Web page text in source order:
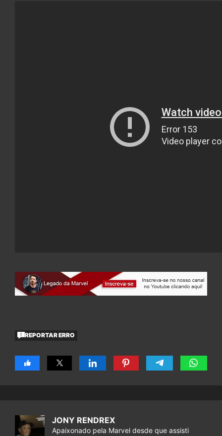
REPORTAR ERRO
JONY RENDREX
Apaixonado pela Marvel desde que assisti